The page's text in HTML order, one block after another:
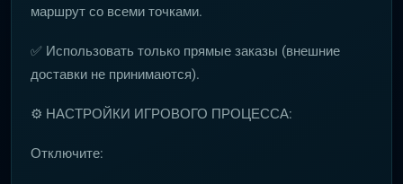
маршрут со всеми точками.
✅ Использовать только прямые заказы (внешние
доставки не принимаются).
⚙️ НАСТРОЙКИ ИГРОВОГО ПРОЦЕССА:
Отключите: